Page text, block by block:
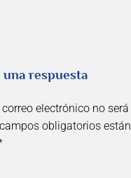
una respuesta
electrónico no será
obligatorios están